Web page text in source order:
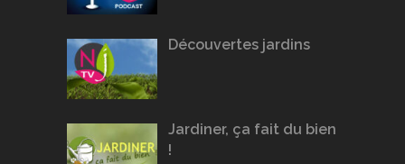
Découvertes jardins
Jardiner, ça fait du bien
!